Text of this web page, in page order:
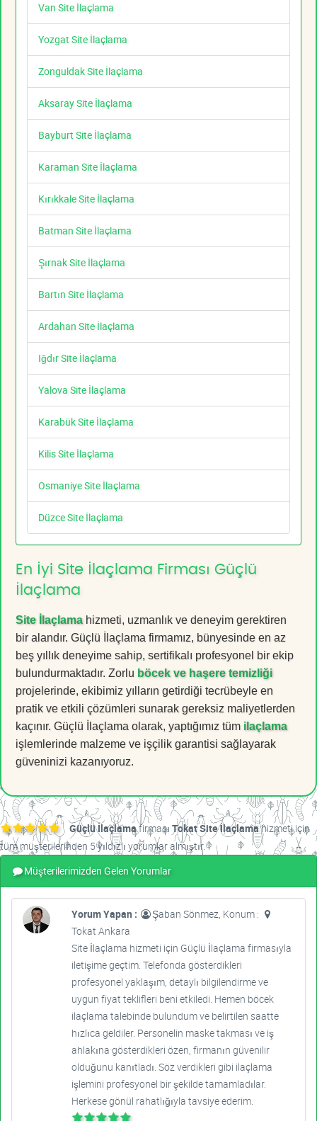
Van Site İlaçlama
Yozgat Site İlaçlama
Zonguldak Site İlaçlama
Aksaray Site İlaçlama
Bayburt Site İlaçlama
Karaman Site İlaçlama
Kırıkkale Site İlaçlama
Batman Site İlaçlama
Şırnak Site İlaçlama
Bartın Site İlaçlama
Ardahan Site İlaçlama
Iğdır Site İlaçlama
Yalova Site İlaçlama
Karabük Site İlaçlama
Kilis Site İlaçlama
Osmaniye Site İlaçlama
Düzce Site İlaçlama
En İyi Site İlaçlama Firması Güçlü
İlaçlama
Site İlaçlamahizmeti, uzmanlık ve deneyim gerektiren
bir alandır. Güçlü İlaçlama firmamız, bünyesinde en az
beş yıllık deneyime sahip, sertifikalı profesyonel bir ekip
bulundurmaktadır. Zorlu böcek ve haşere temizliği
projelerinde, ekibimiz yılların getirdiği tecrübeyle en
pratik ve etkili çözümleri sunarak gereksiz maliyetlerden
kaçınır. Güçlü İlaçlama olarak, yaptığımız tüm ilaçlama
işlemlerinde malzeme ve işçilik garantisi sağlayarak
güveninizi kazanıyoruz.
Güçlü İlaçlamafirması Tokat Site İlaçlamahizmeti için
tüm müşterilerinden 5 yıldızlı yorumlar almıştır.
Müşterilerimizden Gelen Yorumlar
Yorum Yapan :
Şaban Sönmez, Konum :
Tokat Ankara
Site İlaçlama hizmeti için Güçlü İlaçlama firmasıyla
iletişime geçtim. Telefonda gösterdikleri
profesyonel yaklaşım, detaylı bilgilendirme ve
uygun fiyat teklifleri beni etkiledi. Hemen böcek
ilaçlama talebinde bulundum ve belirtilen saatte
hızlıca geldiler. Personelin maske takması ve iş
ahlakına gösterdikleri özen, firmanın güvenilir
olduğunu kanıtladı. Söz verdikleri gibi ilaçlama
işlemini profesyonel bir şekilde tamamladılar.
Herkese gönül rahatlığıyla tavsiye ederim.